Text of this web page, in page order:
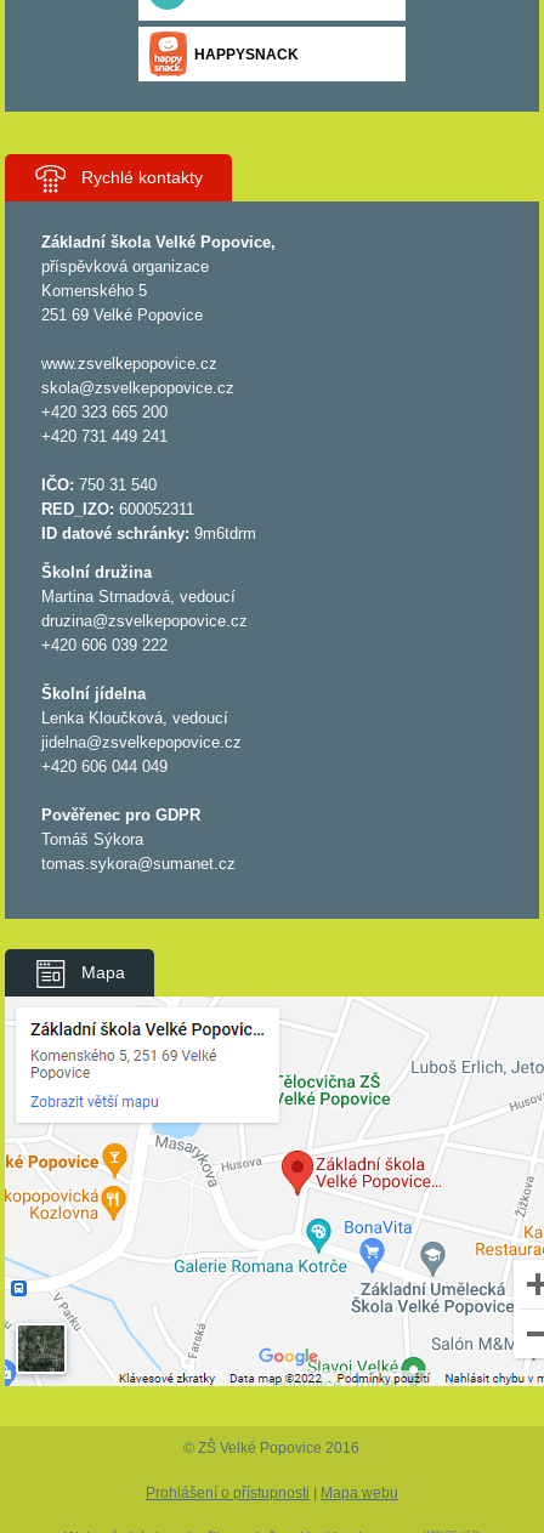
HAPPYSNACK
Rychlé kontakty
Základní škola Velké Popovice,
příspěvková organizace
Komenského 5
251 69 Velké Popovice
www.zsvelkepopovice.cz
skola@zsvelkepopovice.cz
+420 323 665 200
+420 731 449 241
IČO:750 31 540
RED_IZO: 600052311
ID datové schránky:9m6tdrm
Školní družina
Martina Strnadová, vedoucí
druzina@zsvelkepopovice.cz
+420 606 039 222
Školní jídelna
Lenka Kloučková, vedoucí
jidelna@zsvelkepopovice.cz
+420 606 044 049
Pověřenec pro GDPR
Tomáš Sýkora
tomas.sykora@sumanet.cz
Mapa
© ZŠ Velké Popovice 2016
Prohlášení o přístupnosti Mapa webu